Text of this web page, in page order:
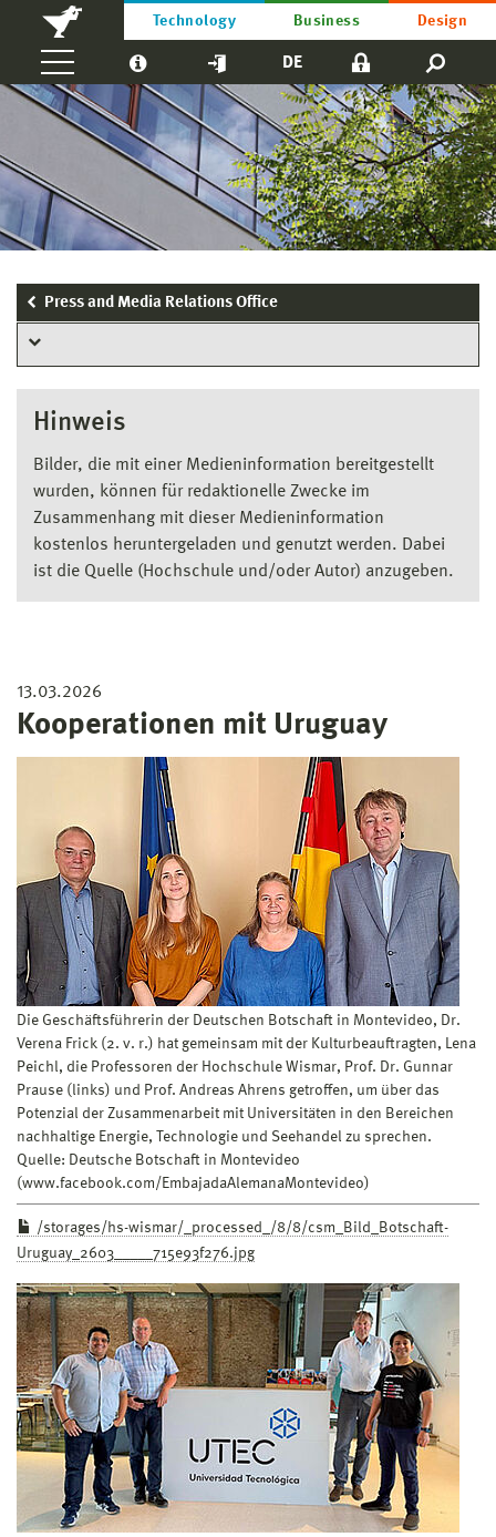
Technology Business Design
DE
Press and Media Relations Office
Hinweis
Bilder, die mit einer Medieninformation bereitgestellt
wurden, können für redaktionelle Zwecke im
Zusammenhang mit dieser Medieninformation
kostenlos heruntergeladen und genutzt werden. Dabei
ist die Quelle (Hochschule und/oder Autor) anzugeben.
13.03.2026
Kooperationen mit Uruguay
Die Geschäftsführerin der Deutschen Botschaft in Montevideo, Dr.
Verena Frick (2. v. r.) hat gemeinsam mit der Kulturbeauftragten, Lena
Peichl, die Professoren der Hochschule Wismar, Prof. Dr. Gunnar
Prause (links) und Prof. Andreas Ahrens getroffen, um über das
Potenzial der Zusammenarbeit mit Universitäten in den Bereichen
nachhaltige Energie, Technologie und Seehandel zu sprechen.
Quelle: Deutsche Botschaft in Montevideo
(www.facebook.com/EmbajadaAlemanaMontevideo)
/storages/hs-wismar/_processed_/8/8/csm_Bild_Botschaft-
Uruguay_2603_____715e93f276.jpg